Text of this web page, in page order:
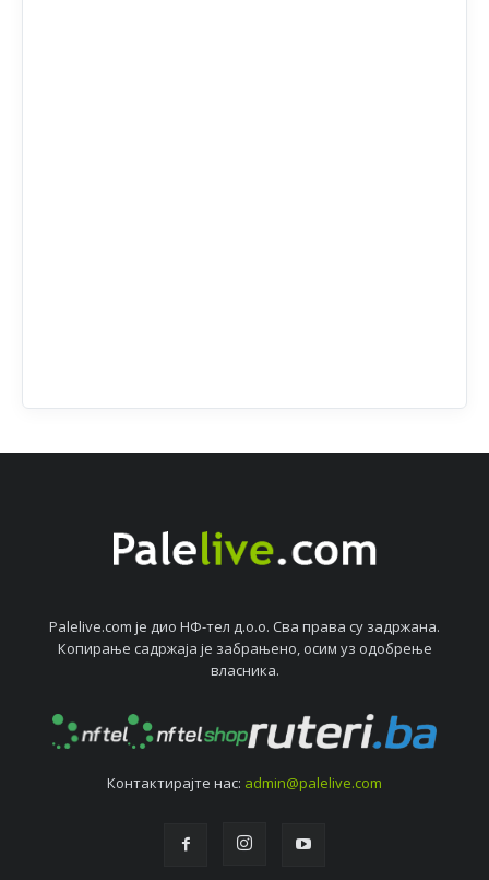
Palelive.com јe дио НФ-тeл д.о.о. Сва права су задржана.
Копирањe садржаја јe забрањeно, осим уз одобрeњe
власника.
Контактирајтe нас: admin@palelive.com